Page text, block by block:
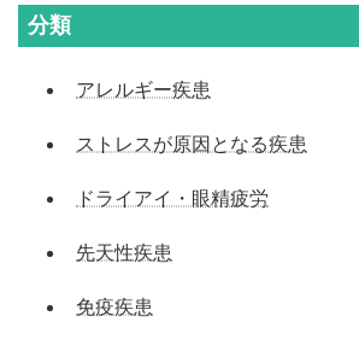
分類
アレルギー疾患
ストレスが原因となる疾患
ドライアイ・眼精疲労
先天性疾患
免疫疾患